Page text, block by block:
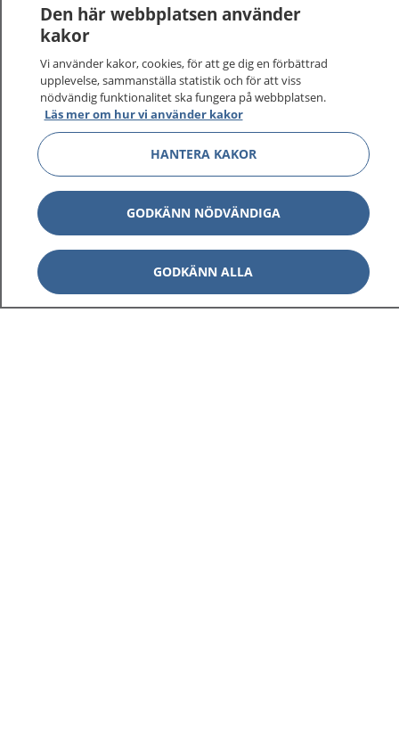
Den här webbplatsen använder
kakor
Vi använder kakor, cookies, för att ge dig en förbättrad
upplevelse, sammanställa statistik och för att viss
nödvändig funktionalitet ska fungera på webbplatsen.
Läs mer om hur vi använder kakor
HANTERA KAKOR
GODKÄNN NÖDVÄNDIGA
GODKÄNN ALLA